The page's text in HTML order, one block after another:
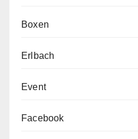
Boxen
Erlbach
Event
Facebook